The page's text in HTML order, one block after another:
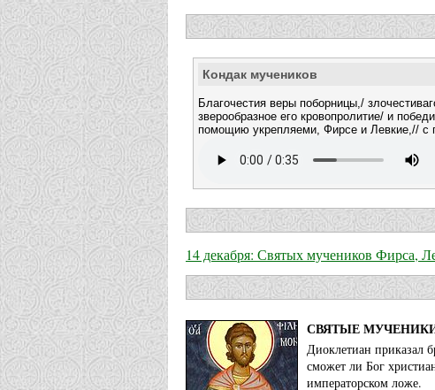
Кондак мучеников
Благочестия веры поборницы,/
зверообразное его кровопролитие/ и
помощию укрепляеми, Фирсе и Левкие,// с
14 декабря: Святых мучеников Фирса,
СВЯТЫЕ
Диоклетиан приказал
сможет ли Бог
императорском ложе.